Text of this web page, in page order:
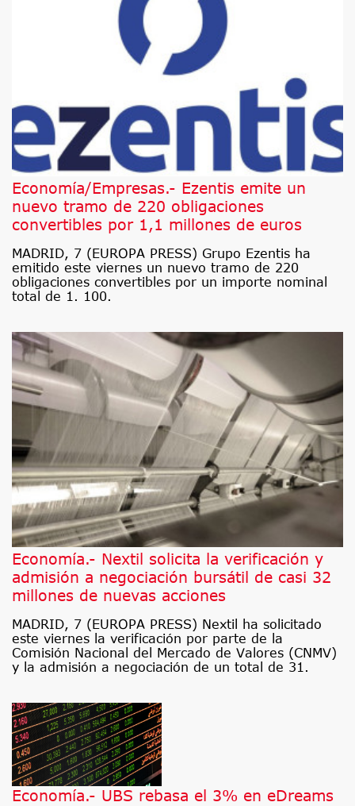
Economía/Empresas.- Ezentis emite un
nuevo tramo de 220 obligaciones
convertibles por 1,1 millones de euros
MADRID, 7 (EUROPA PRESS) Grupo Ezentis ha
emitido este viernes un nuevo tramo de 220
obligaciones convertibles por un importe nominal
total de 1. 100.
Economía.- Nextil solicita la verificación y
admisión a negociación bursátil de casi 32
millones de nuevas acciones
MADRID, 7 (EUROPA PRESS) Nextil ha solicitado
este viernes la verificación por parte de la
Comisión Nacional del Mercado de Valores (CNMV)
y la admisión a negociación de un total de 31.
Economía.- UBS rebasa el 3% en eDreams